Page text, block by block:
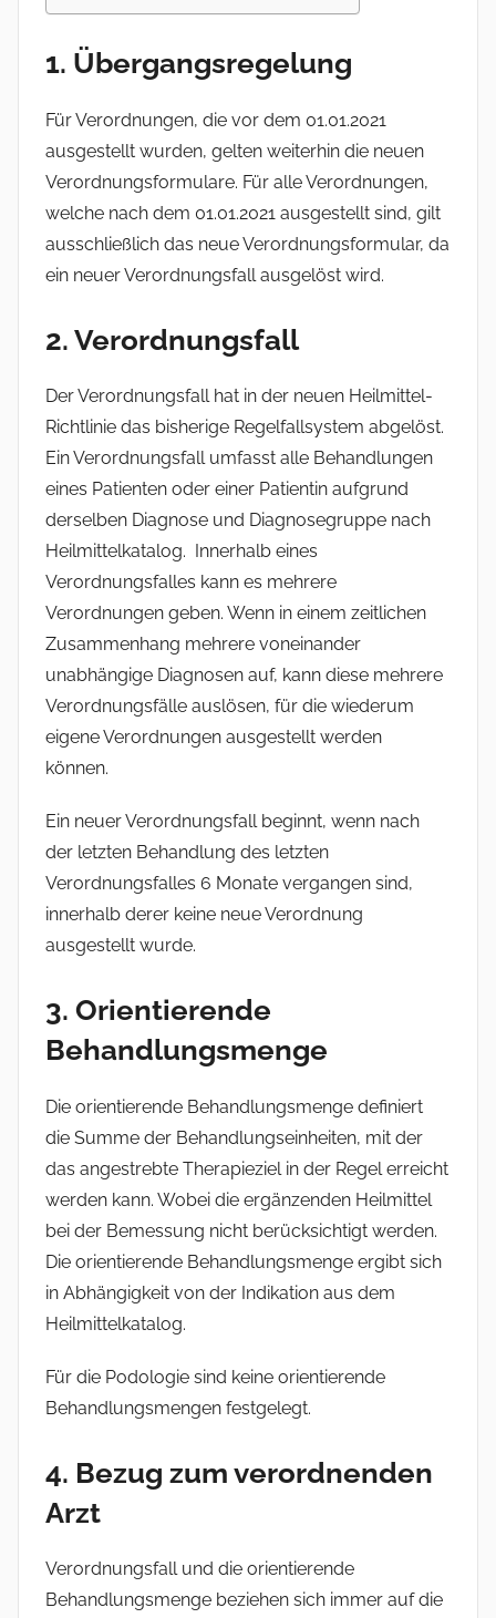
1. Übergangsregelung
Für Verordnungen, die vor dem 01.01.2021
ausgestellt wurden, gelten weiterhin die neuen
Verordnungsformulare. Für alle Verordnungen,
welche nach dem 01.01.2021 ausgestellt sind, gilt
ausschließlich das neue Verordnungsformular, da
ein neuer Verordnungsfall ausgelöst wird.
2. Verordnungsfall
Der Verordnungsfall hat in der neuen Heilmittel-
Richtlinie das bisherige Regelfallsystem abgelöst.
Ein Verordnungsfall umfasst alle Behandlungen
eines Patienten oder einer Patientin aufgrund
derselben Diagnose und Diagnosegruppe nach
Heilmittelkatalog. Innerhalb eines
Verordnungsfalles kann es mehrere
Verordnungen geben. Wenn in einem zeitlichen
Zusammenhang mehrere voneinander
unabhängige Diagnosen auf, kann diese mehrere
Verordnungsfälle auslösen, für die wiederum
eigene Verordnungen ausgestellt werden
können.
Ein neuer Verordnungsfall beginnt, wenn nach
der letzten Behandlung des letzten
Verordnungsfalles 6 Monate vergangen sind,
innerhalb derer keine neue Verordnung
ausgestellt wurde.
3. Orientierende
Behandlungsmenge
Die orientierende Behandlungsmenge definiert
die Summe der Behandlungseinheiten, mit der
das angestrebte Therapieziel in der Regel erreicht
werden kann. Wobei die ergänzenden Heilmittel
bei der Bemessung nicht berücksichtigt werden.
Die orientierende Behandlungsmenge ergibt sich
in Abhängigkeit von der Indikation aus dem
Heilmittelkatalog.
Für die Podologie sind keine orientierende
Behandlungsmengen festgelegt.
4. Bezug zum verordnenden
Arzt
Verordnungsfall und die orientierende
Behandlungsmenge beziehen sich immer auf die